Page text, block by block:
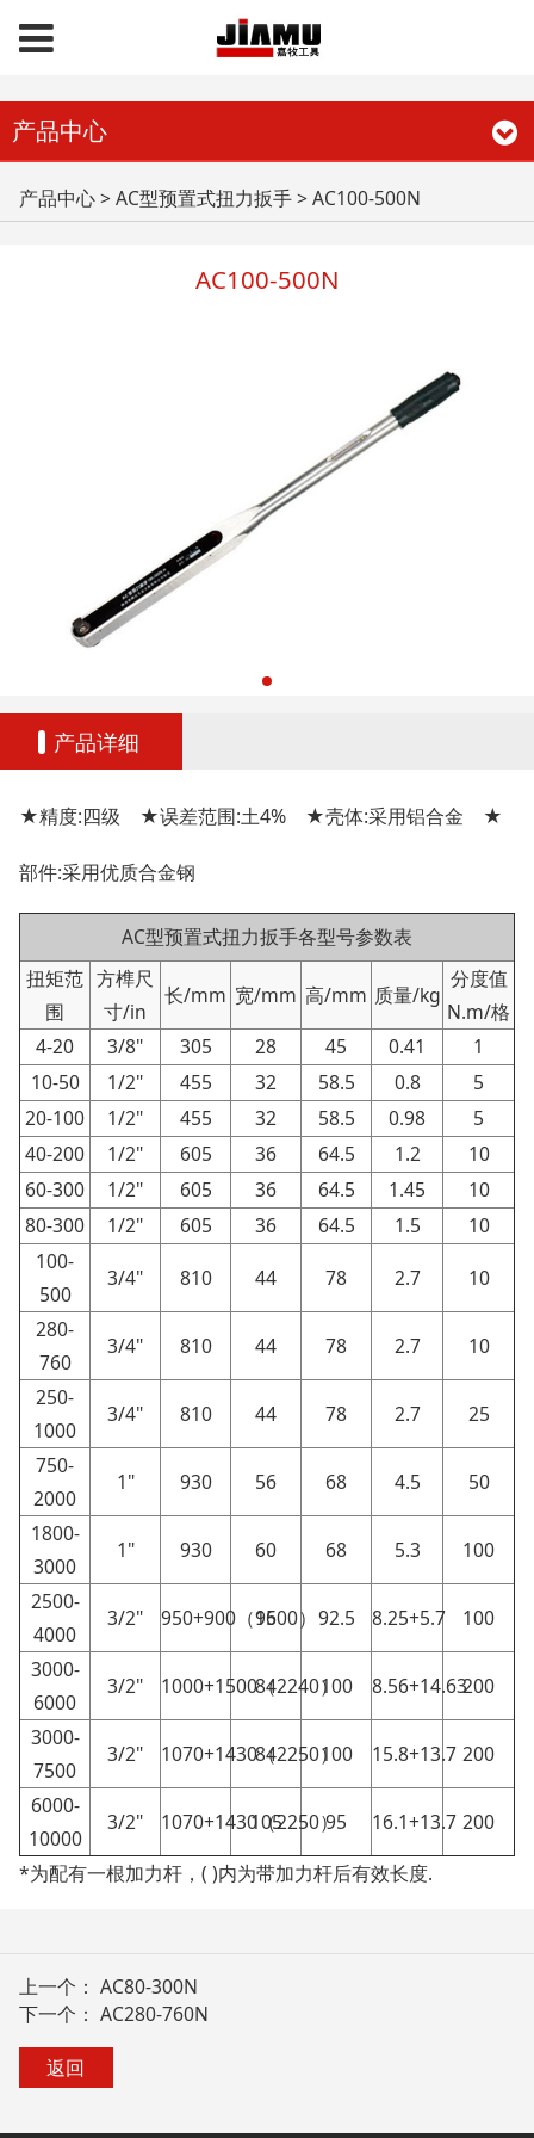
产品中心
AC100-500N
产品中心>AC型预置式扭力扳手>AC100-500N
AC100-500N
产品详细
★精度:四级 ★误差范围:土4% ★壳体:采用铝合金 ★
部件:采用优质合金钢
AC型预置式扭力扳手各型号参数表
扭矩范
围
方榫尺
寸/in
长/mm 宽/mm 高/mm 质量/kg
分度值
N.m/格
4-20
3/8" 305 28 45 0.41
1
10-50
1/2" 455 32 58.5 0.8
5
20-100
1/2" 455 32 58.5 0.98
5
40-200
1/2" 605 36 64.5 1.2
10
60-300
1/2" 605 36 64.5 1.45
10
80-300
1/2" 605 36 64.5 1.5
10
100-
500
3/4" 810 44 78 2.7
10
280-
760
3/4" 810 44 78 2.7
10
250-
1000
3/4" 810 44 78 2.7
25
750-
2000
1" 930 56 68 4.5
50
1800-
3000
1" 930 60 68 5.3
100
2500-
4000
3/2" 950+900（1600）
95 92.5 8.25+5.7
100
3000-
6000
3/2" 1000+1500（2240）
84 100 8.56+14.63200
3000-
7500
3/2" 1070+1430（2250）
84 100 15.8+13.7 200
6000-
10000
3/2" 1070+1430（2250）
105 95 16.1+13.7 200
*为配有一根加力杆，( )内为带加力杆后有效长度.
上一个： AC80-300N
下一个： AC280-760N
返回